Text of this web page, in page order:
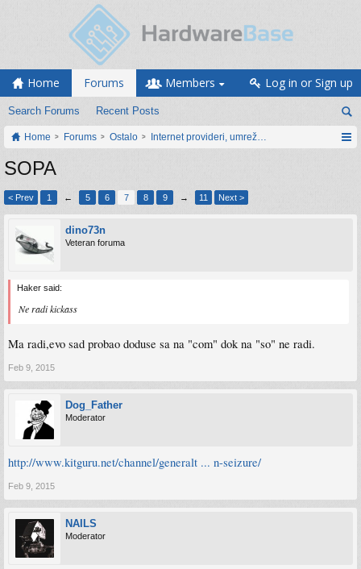
Home Forums
Search Forums Recent Posts
Members Log in or Sign up
Home Forums Ostalo Internet provideri, umrežavanje i web servisi
SOPA
< Prev 1 ← 5 6 7 8 9 → 11 Next >
dino73n
Veteran foruma
Haker said:
Ne radi kickass
Ma radi,evo sad probao doduse sa na "com" dok na "so" ne radi.
Feb 9, 2015
Dog_Father
Moderator
http://www.kitguru.net/channel/generalt ... n-seizure/
Feb 9, 2015
NAILS
Moderator